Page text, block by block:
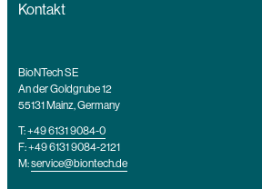
Kontakt
BioNTech SE
An der Goldgrube 12
55131 Mainz, Germany
T:+49 6131 9084-0
F: +49 6131 9084-2121
M:service@biontech.de